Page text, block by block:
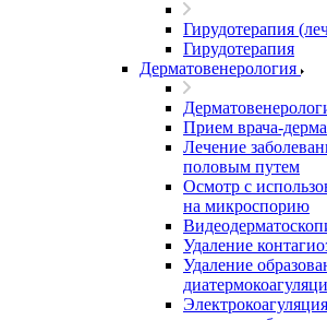
Гирудотерапия
Гирудотерапия
Дерматовенерология
Прием врача-
Лечение
половым путем
Осмотр с
на микроспорию
Удаление
Удаление